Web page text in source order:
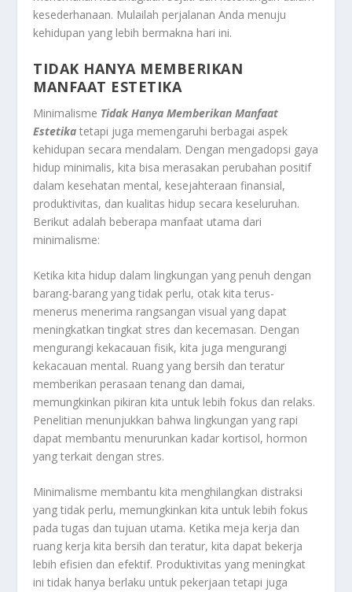
kesederhanaan. Mulailah perjalanan Anda menuju
kehidupan yang lebih bermakna hari ini.
TIDAK HANYA MEMBERIKAN
MANFAAT ESTETIKA
Minimalisme Tidak Hanya Memberikan Manfaat
Estetika tetapi juga memengaruhi berbagai aspek
kehidupan secara mendalam. Dengan mengadopsi gaya
hidup minimalis, kita bisa merasakan perubahan positif
dalam kesehatan mental, kesejahteraan finansial,
produktivitas, dan kualitas hidup secara keseluruhan.
Berikut adalah beberapa manfaat utama dari
minimalisme:
Ketika kita hidup dalam lingkungan yang penuh dengan
barang-barang yang tidak perlu, otak kita terus-
menerus menerima rangsangan visual yang dapat
meningkatkan tingkat stres dan kecemasan. Dengan
mengurangi kekacauan fisik, kita juga mengurangi
kekacauan mental. Ruang yang bersih dan teratur
memberikan perasaan tenang dan damai,
memungkinkan pikiran kita untuk lebih fokus dan relaks.
Penelitian menunjukkan bahwa lingkungan yang rapi
dapat membantu menurunkan kadar kortisol, hormon
yang terkait dengan stres.
Minimalisme membantu kita menghilangkan distraksi
yang tidak perlu, memungkinkan kita untuk lebih fokus
pada tugas dan tujuan utama. Ketika meja kerja dan
ruang kerja kita bersih dan teratur, kita dapat bekerja
lebih efisien dan efektif. Produktivitas yang meningkat
ini tidak hanya berlaku untuk pekerjaan tetapi juga